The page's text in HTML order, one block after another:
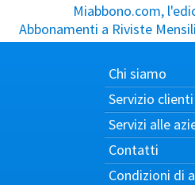
Miabbono.com,
Abbonamenti a Riviste
Chi siamo
Servizio clienti
Servizi alle
Contatti
Condizioni di